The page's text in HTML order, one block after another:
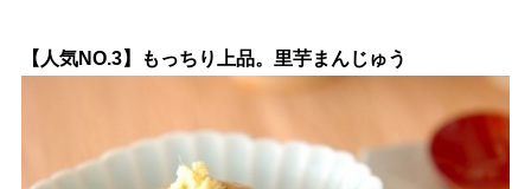
【人気NO.3】もっちり上品。里芋まんじゅう